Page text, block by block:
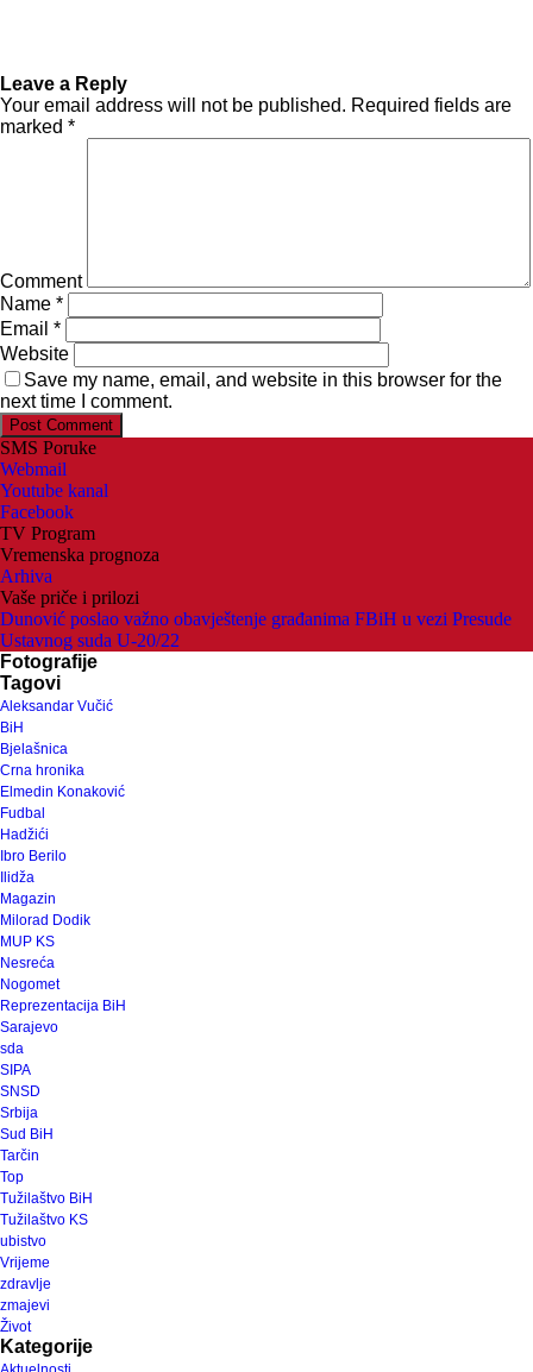
Leave a Reply
Your email address will not be published. Required fields are
marked *
Comment
Name *
Email *
Website
Save my name, email, and website in this browser for the
next time I comment.
SMS Poruke
Webmail
Youtube kanal
Facebook
TV Program
Vremenska prognoza
Arhiva
Vaše priče i prilozi
Dunović poslao važno obavještenje građanima FBiH u vezi Presude
Ustavnog suda U-20/22
Fotografije
Tagovi
Aleksandar Vučić
BiH
Bjelašnica
Crna hronika
Elmedin Konaković
Fudbal
Hadžići
Ibro Berilo
Ilidža
Magazin
Milorad Dodik
MUP KS
Nesreća
Nogomet
Reprezentacija BiH
Sarajevo
sda
SIPA
SNSD
Srbija
Sud BiH
Tarčin
Top
Tužilaštvo BiH
Tužilaštvo KS
ubistvo
Vrijeme
zdravlje
zmajevi
Život
Kategorije